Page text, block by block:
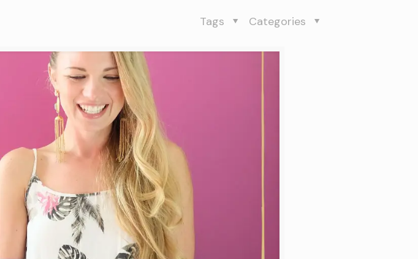
Categories
Tags